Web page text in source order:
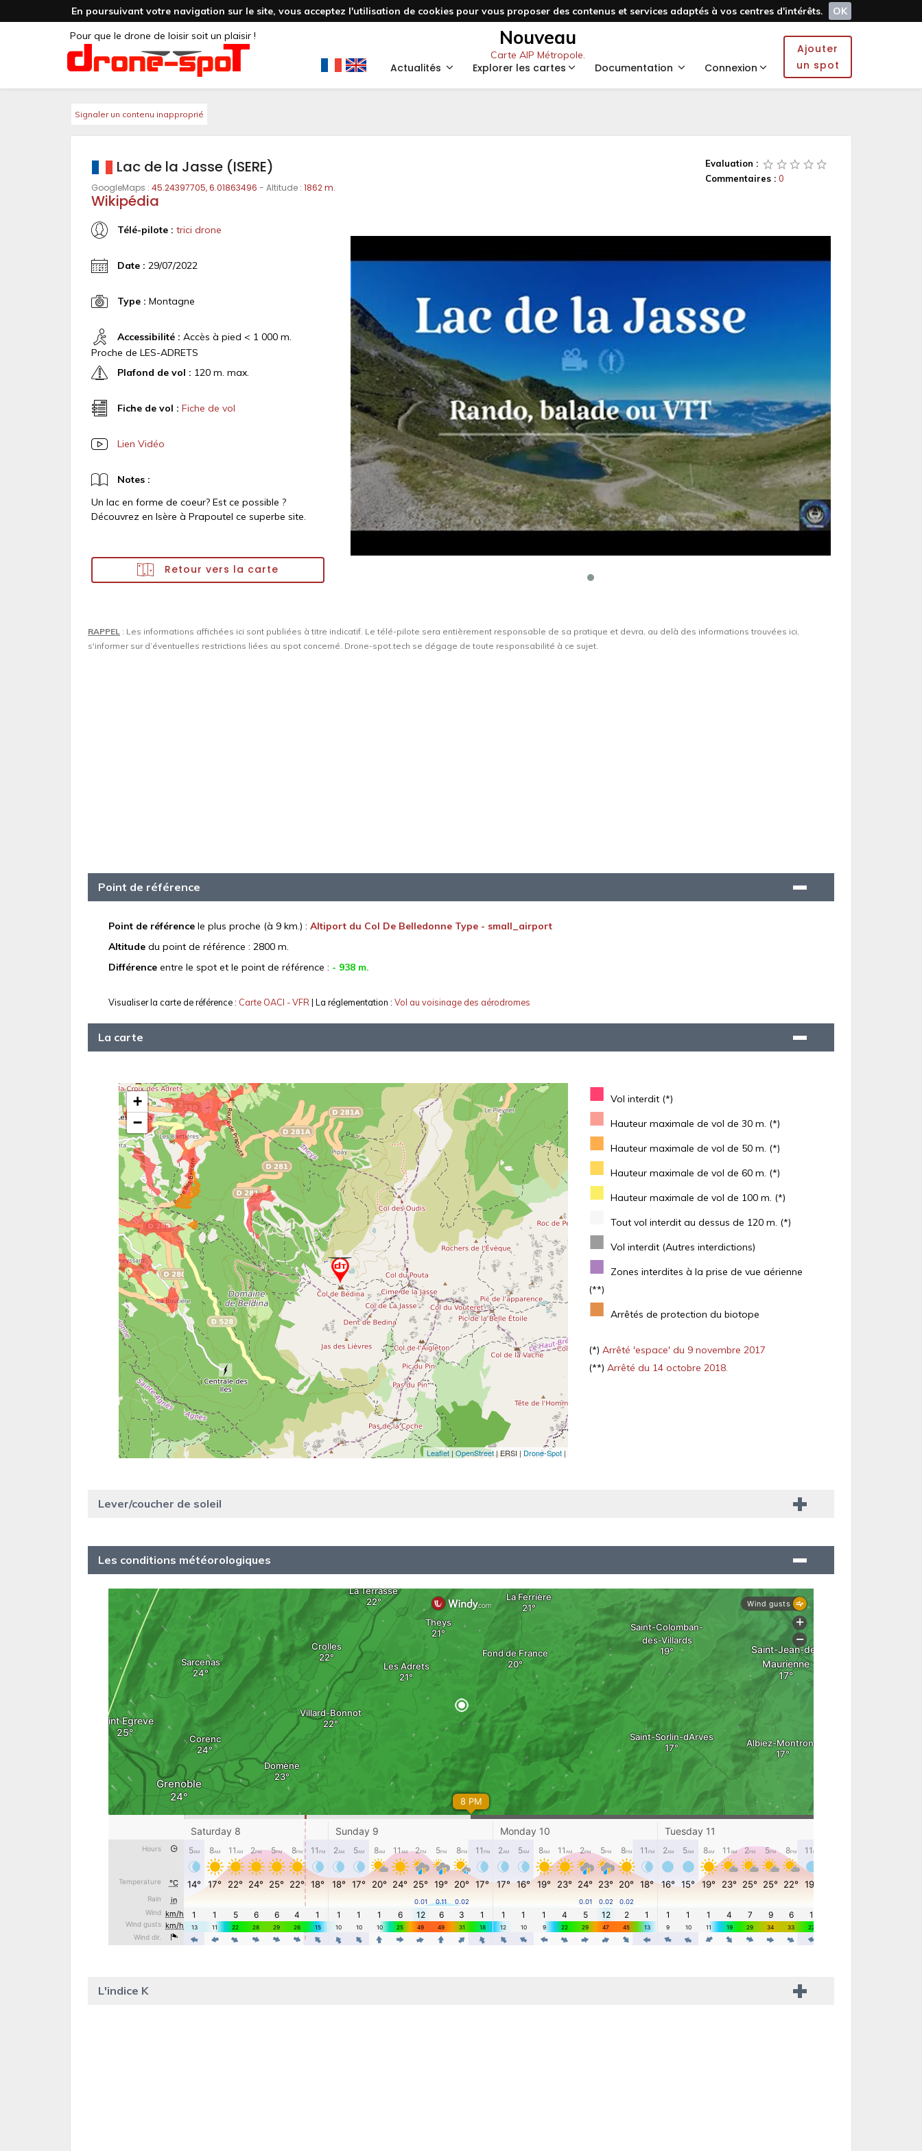
En poursuivant votre navigation sur le site, vous acceptez l'utilisation de cookies pour vous proposer des contenus et services adaptés à vos centres d'intérêts.
OK
Pour que le drone de loisir soit un plaisir !
Nouveau
Carte AIP Métropole.
Actualités Explorer les cartes Documentation Connexion
Ajouter
un spot
Signaler un contenu inapproprié
Evaluation :
Commentaires : 0
Lac de la Jasse (ISERE)
GoogleMaps : 45.24397705, 6.01863496 - Altitude : 1862 m.
Wikipédia
Télé-pilote : trici drone
Date : 29/07/2022
Type : Montagne
Accessibilité : Accès à pied < 1 000 m.
Proche de LES-ADRETS
Plafond de vol : 120 m. max.
Fiche de vol : Fiche de vol
Lien Vidéo
Notes :
Un lac en forme de coeur? Est ce possible ?
Découvrez en Isère à Prapoutel ce superbe site.
Retour vers la carte
RAPPEL : Les informations affichées ici sont publiées à titre indicatif. Le télé-pilote sera entièrement responsable de sa pratique et devra, au delà des informations trouvées ici,
s'informer sur d’éventuelles restrictions liées au spot concerné. Drone-spot.tech se dégage de toute responsabilité à ce sujet.
Point de référence
Point de référence le plus proche (à 9 km.) : Altiport du Col De Belledonne Type - small_airport
Altitude du point de référence : 2800 m.
Différence entre le spot et le point de référence : - 938 m.
Visualiser la carte de référence : Carte OACI - VFR| La réglementation : Vol au voisinage des aérodromes
La carte
■ Vol interdit (*)
■ Hauteur maximale de vol de 30 m. (*)
■ Hauteur maximale de vol de 50 m. (*)
■ Hauteur maximale de vol de 60 m. (*)
■ Hauteur maximale de vol de 100 m. (*)
Tout vol interdit au dessus de 120 m. (*)
■ Vol interdit (Autres interdictions)
■
Zones interdites à la prise de vue aérienne
(**)
■ Arrêtés de protection du biotope
(*) Arrêté 'espace' du 9 novembre 2017
(**) Arrêté du 14 octobre 2018.
Lever/coucher de soleil
Les conditions météorologiques
L'indice K